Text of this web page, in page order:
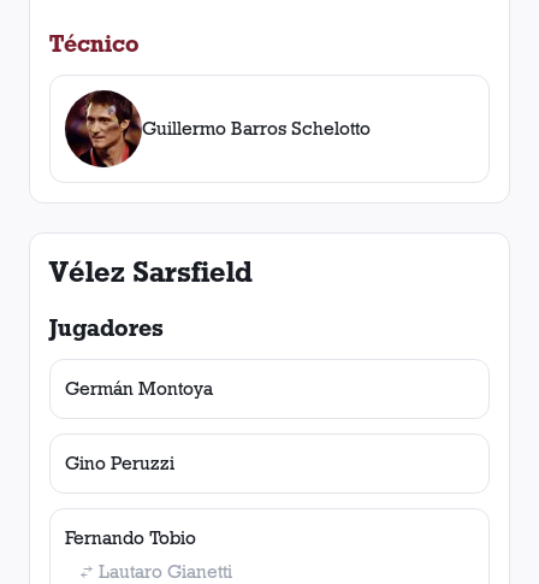
Técnico
Guillermo Barros Schelotto
Vélez Sarsfield
Jugadores
Germán Montoya
Gino Peruzzi
Fernando Tobio
Lautaro Gianetti